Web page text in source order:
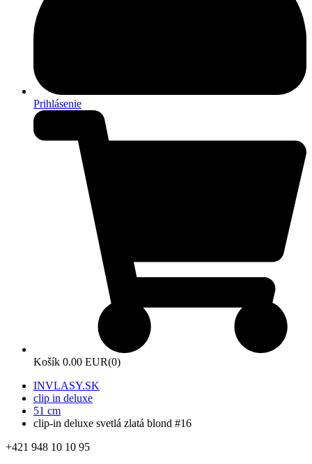
Prihlásenie
Košík 0.00 EUR(0)
INVLASY.SK
clip in deluxe
51 cm
clip-in deluxe svetlá zlatá blond #16
+421 948 10 10 95